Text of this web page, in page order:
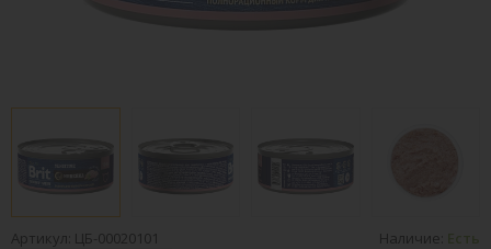
Артикул: ЦБ-00020101 Наличие: Есть